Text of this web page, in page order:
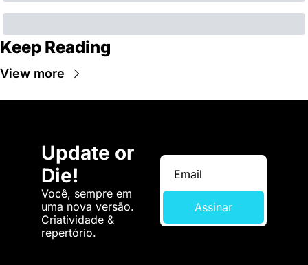
Keep Reading
View more
Update or
Die!
Você, sempre em
uma nova versão.
Criatividade &
repertório.
Assinar